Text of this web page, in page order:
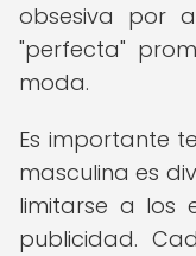
obsesiva por
"perfecta"
moda.
Es importante
masculina es
limitarse a los
publicidad.